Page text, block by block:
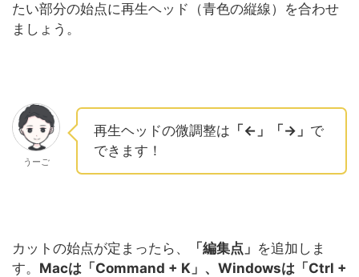
たい部分の始点に再生ヘッド（青色の縦線）を合わせ
ましょう。
うーご
再生ヘッドの微調整は 「←」「→」 で
できます！
カットの始点が定まったら、 「編集点」 を追加しま
す。 Macは「Command + K」、Windowsは「Ctrl +